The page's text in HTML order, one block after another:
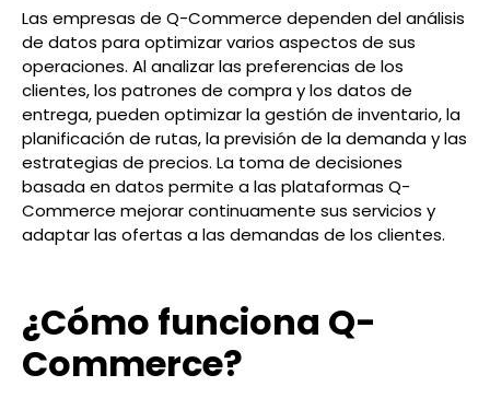
Las empresas de Q-Commerce dependen del análisis
de datos para optimizar varios aspectos de sus
operaciones. Al analizar las preferencias de los
clientes, los patrones de compra y los datos de
entrega, pueden optimizar la gestión de inventario, la
planificación de rutas, la previsión de la demanda y las
estrategias de precios. La toma de decisiones
basada en datos permite a las plataformas Q-
Commerce mejorar continuamente sus servicios y
adaptar las ofertas a las demandas de los clientes.
¿Cómo funciona Q-
Commerce?